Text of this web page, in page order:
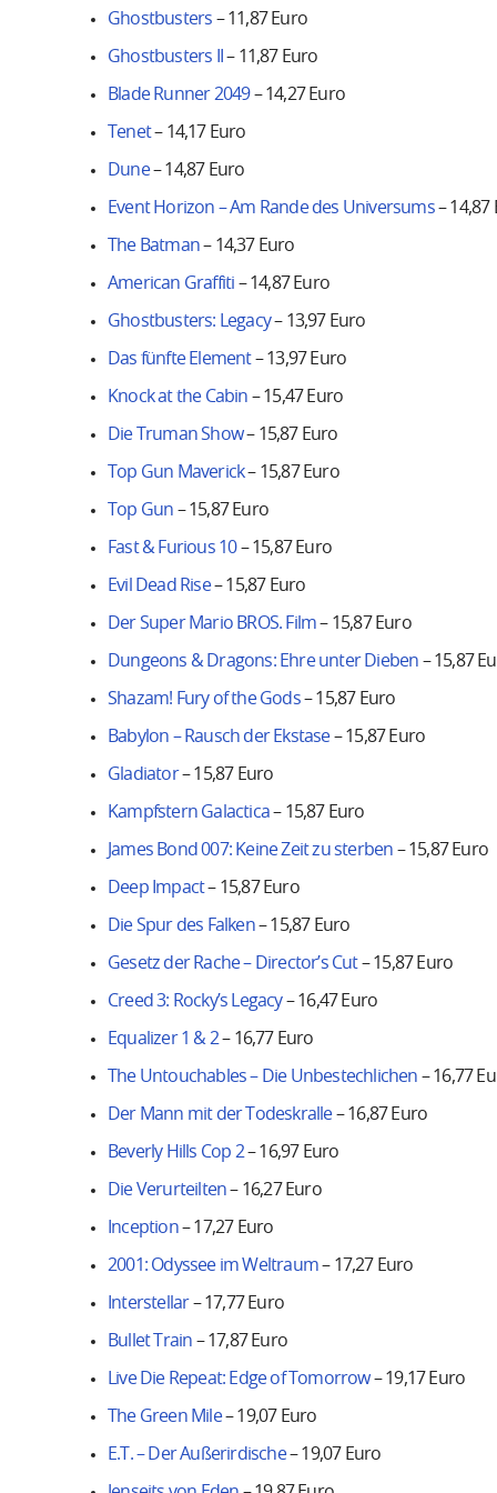
Ghostbusters – 11,87 Euro
Ghostbusters II – 11,87 Euro
Blade Runner 2049– 14,27 Euro
Tenet– 14,17 Euro
Dune– 14,87 Euro
Event Horizon – Am Rande des Universums– 14,87
The Batman– 14,37 Euro
American Graffiti – 14,87 Euro
Ghostbusters: Legacy– 13,97 Euro
Das fünfte Element– 13,97 Euro
Knock at the Cabin – 15,47 Euro
Die Truman Show– 15,87 Euro
Top Gun Maverick– 15,87 Euro
Top Gun – 15,87 Euro
Fast & Furious 10– 15,87 Euro
Evil Dead Rise– 15,87 Euro
Der Super Mario BROS. Film– 15,87 Euro
Dungeons & Dragons: Ehre unter Dieben – 15,87
Shazam! Fury of the Gods– 15,87 Euro
Babylon – Rausch der Ekstase– 15,87 Euro
Gladiator– 15,87 Euro
Kampfstern Galactica– 15,87 Euro
James Bond 007: Keine Zeit zu sterben – 15,87 Euro
Deep Impact– 15,87 Euro
Die Spur des Falken– 15,87 Euro
Gesetz der Rache – Director’s Cut– 15,87 Euro
Creed 3: Rocky’s Legacy– 16,47 Euro
Equalizer 1 & 2– 16,77 Euro
The Untouchables – Die Unbestechlichen – 16,77
Der Mann mit der Todeskralle– 16,87 Euro
Beverly Hills Cop 2– 16,97 Euro
Die Verurteilten– 16,27 Euro
Inception– 17,27 Euro
2001: Odyssee im Weltraum– 17,27 Euro
Interstellar– 17,77 Euro
Bullet Train – 17,87 Euro
Live Die Repeat: Edge of Tomorrow– 19,17 Euro
The Green Mile– 19,07 Euro
E.T. – Der Außerirdische– 19,07 Euro